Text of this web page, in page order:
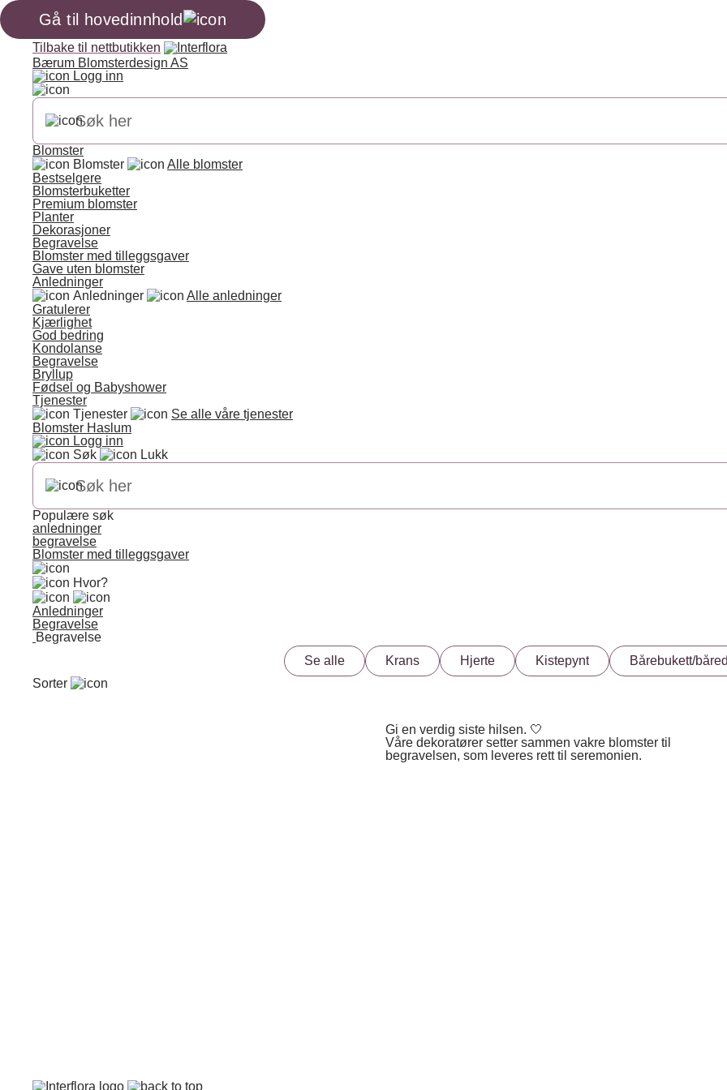
Gå til hovedinnhold
Tilbake til nettbutikken
Bærum Blomsterdesign AS
Logg inn
Blomster
Blomster
Alle blomster
Bestselgere
Blomsterbuketter
Premium blomster
Planter
Dekorasjoner
Begravelse
Blomster med tilleggsgaver
Gave uten blomster
Anledninger
Anledninger
Alle anledninger
Gratulerer
Kjærlighet
God bedring
Kondolanse
Begravelse
Bryllup
Fødsel og Babyshower
Tjenester
Tjenester
Se alle våre tjenester
Blomster Haslum
Logg inn
Søk
Lukk
Populære søk
anledninger
begravelse
Blomster med tilleggsgaver
Hvor?
Anledninger
Begravelse
Begravelse
Se alle
Krans Hjerte Kistepynt
Bårebukett/
Sorter
Gi en verdig siste hilsen. 🤍
Våre dekoratører setter sammen vakre blomster til
begravelsen, som leveres rett til seremonien.